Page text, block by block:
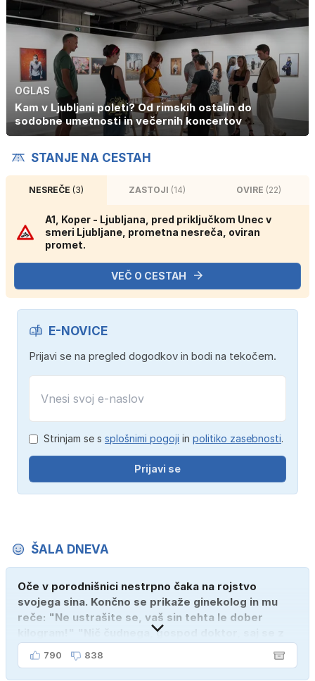
OGLAS
Kam v Ljubljani poleti? Od rimskih ostalin do
sodobne umetnosti in večernih koncertov
STANJE NA CESTAH
NESREČE (3) ZASTOJI (14) OVIRE (22)
A1, Koper - Ljubljana, pred priključkom Unec v
smeri Ljubljane, prometna nesreča, oviran
promet.
VEČ O CESTAH
E-NOVICE
Prijavi se na pregled dogodkov in bodi na tekočem.
Strinjam se s splošnimi pogoji in politiko zasebnosti.
Prijavi se
ŠALA DNEVA
Oče v porodnišnici nestrpno čaka na rojstvo
svojega sina. Končno se prikaže ginekolog in mu
reče: "Ne ustrašite se, vaš sin tehta le dober
kilogram!" "Nič čudnega, gospod doktor, saj se z
ženo poznava šele tri mesece."
790 838